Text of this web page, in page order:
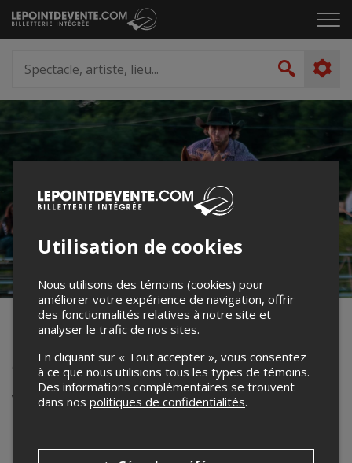
Passer
au
le
artiste,
lieu...
Gymkhana AREWL
Gymkhana AREWL
Votre recherche n'a retourné aucun
Utilisation de cookies
Nous utilisons des témoins (cookies) pour
améliorer votre expérience de navigation, offrir
des fonctionnalités relatives à notre site et
analyser le trafic de nos sites.
En cliquant sur « Tout accepter », vous consentez
à ce que nous utilisions tous les types de témoins.
Des informations complémentaires se trouvent
dans nos politiques de confidentialités.